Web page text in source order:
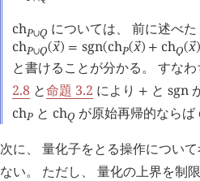
chP∪Q については、 前に述べた
chP∪Q(󰕷
x) = sgn(chP(󰕷
x) + chQ(󰕷
x)
と書けることが分かる。 すなわ
2.8 と命題 3.2 により + と sgn
chP と chQ が原始再帰的ならば
次に、 量化子をとる操作につい
ない。 ただし、 量化の上界を制